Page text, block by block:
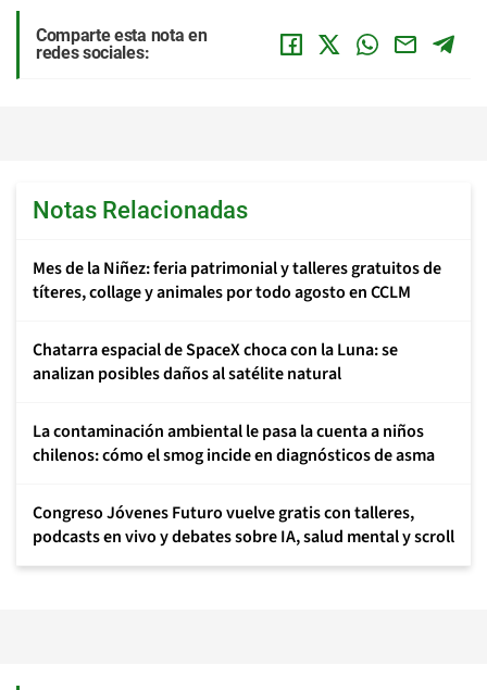
Comparte esta nota en
redes sociales:
Notas Relacionadas
Mes de la Niñez: feria patrimonial y talleres gratuitos de
títeres, collage y animales por todo agosto en CCLM
Chatarra espacial de SpaceX choca con la Luna: se
analizan posibles daños al satélite natural
La contaminación ambiental le pasa la cuenta a niños
chilenos: cómo el smog incide en diagnósticos de asma
Congreso Jóvenes Futuro vuelve gratis con talleres,
podcasts en vivo y debates sobre IA, salud mental y scroll